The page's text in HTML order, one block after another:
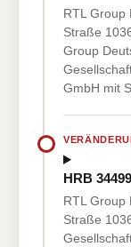
RTL Group
Straße
Group
GmbH mit
HRB 34499
RTL Group
Straße